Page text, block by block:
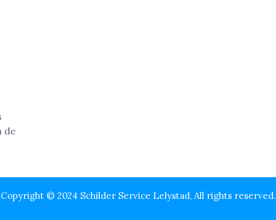
Copyright © 2024 Schilder Service Lelystad, All rights reserved.